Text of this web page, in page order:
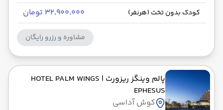
کودک بدون تخت (هرنفر) ۳۲٬۹۰۰٬۰۰۰ تومان
مشاوره و رزرو رایگان
پالم وینگز ریزورت | HOTEL PALM WINGS
EPHESUS
کوش آداسی